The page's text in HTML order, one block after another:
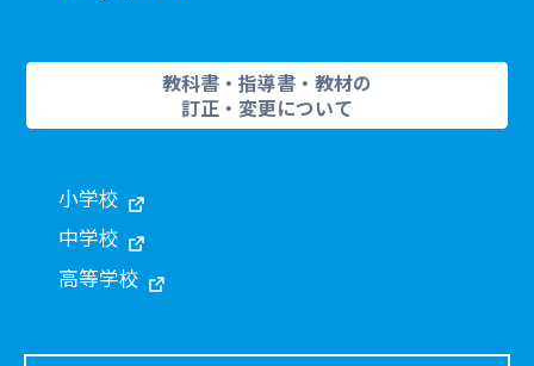
教科書・指導書・教材の
訂正・変更について
小学校
中学校
高等学校